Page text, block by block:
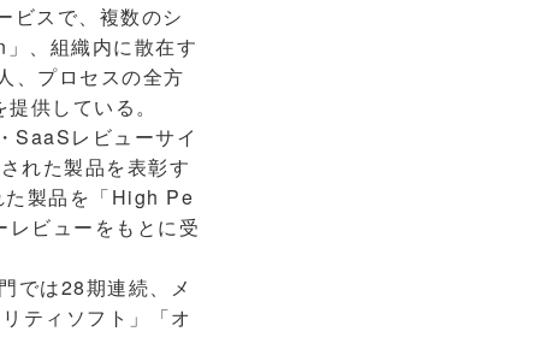
スで、複数のシ
、組織内に散在す
、プロセスの全方
供している。
レビューサイ
れた製品を表彰す
た製品を「High Pe
ビューをもとに受
では28期連続、メ
ティソフト」「オ